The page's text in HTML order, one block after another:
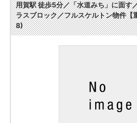
用賀駅 徒歩5分／「水道みち」に面す
ラスブロック／フルスケルトン物件【
8)